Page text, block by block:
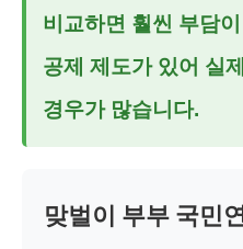
비교하면 훨씬 부담
공제 제도가 있어 실
경우가 많습니다.
맞벌이 부부 국민